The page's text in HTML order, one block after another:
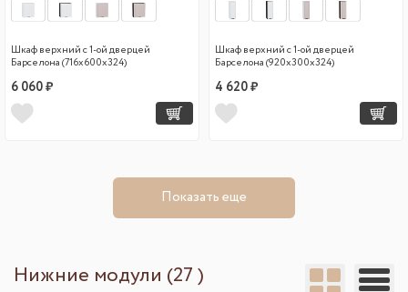
Шкаф верхний с 1-ой дверцей
Барселона (716х600х324)
6 060 ₽
Шкаф верхний с 1-ой дверцей
Барселона (920х300х324)
4 620 ₽
Показать еще
Нижние модули (27 )